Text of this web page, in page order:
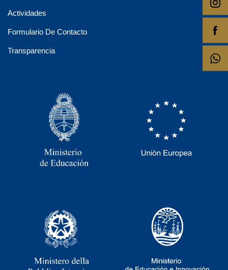
Actividades
Formulario De Contacto
Transparencia